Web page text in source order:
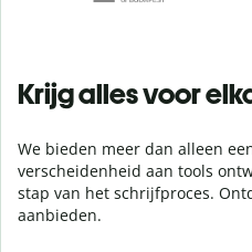
Krijg alles voor
We bieden meer dan alleen
verscheidenheid aan tools
stap van het schrijfproces.
aanbieden.